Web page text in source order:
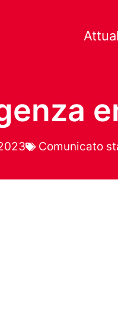
Comunicato